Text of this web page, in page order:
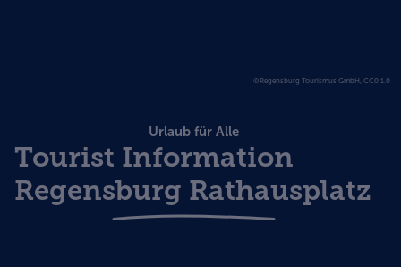
©Regensburg Tourismus GmbH, CC0 1.0
Urlaub für Alle
Tourist Information
Regensburg Rathausplatz